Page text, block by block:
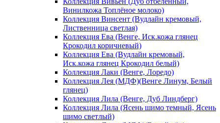
Винилкожа Топлёное молоко)
Коллекция Винсент (Вудлайн кремовый,
Лиственница светлая)
Коллекция Ева (Венге, Иск.кожа глянец
Крокодил коричневый)
Коллекция Ева (Вудлайн кремовый,
Иск.кожа глянец Крокодил белый)
Коллекция Лаки (Венге, Лоредо)
Коллекция Лея (МДФ)(Венге Линум, Белый
глянец)
Коллекция Лила (Венге, Дуб Линдберг)
Коллекция Лила (Ясень шимо темный, Ясень
шимо светлый)